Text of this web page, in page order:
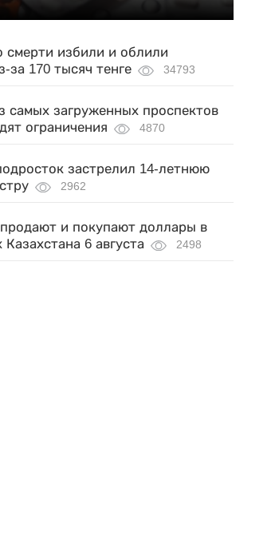
смерти избили и облили
за 170 тысяч тенге
34793
самых загруженных проспектов
ограничения
4870
застрелил 14-летнюю
2962
и покупают доллары в
6 августа
2498